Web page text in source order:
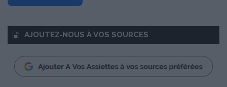
AJOUTEZ‑NOUS À VOS SOURCES